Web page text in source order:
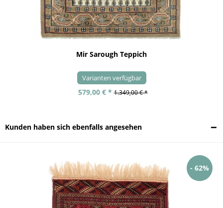
Mir Sarough Teppich
Varianten verfügbar
579,00 € * 1.349,00 € *
Kunden haben sich ebenfalls angesehen
- 62%